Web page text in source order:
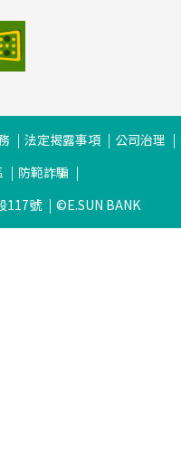
法定揭露事項
公司治理
防範詐騙
117號
©E.SUN BANK